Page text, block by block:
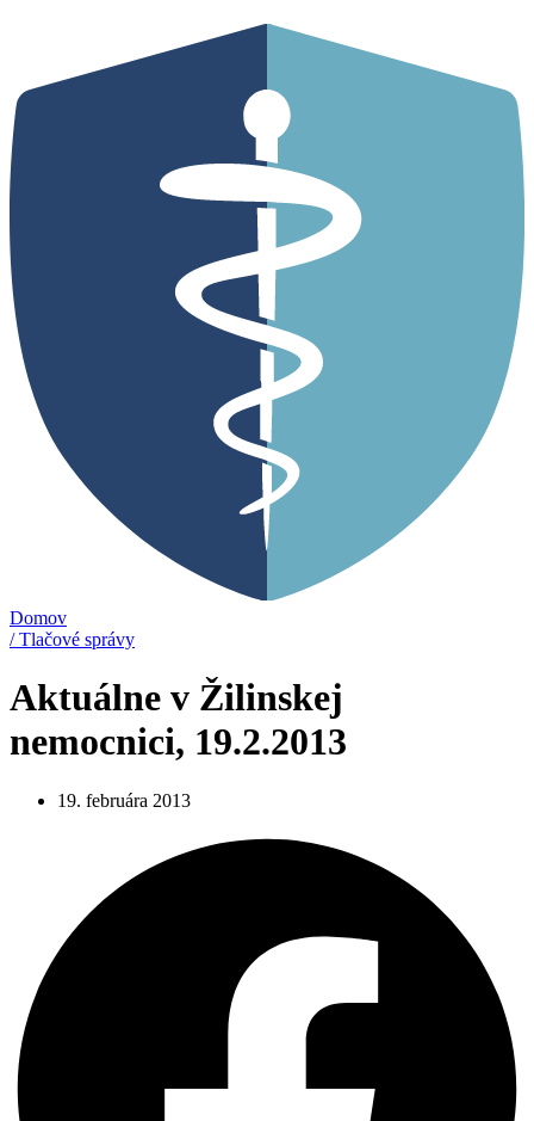
Domov
/ Tlačové správy
Aktuálne v Žilinskej
nemocnici, 19.2.2013
19. februára 2013